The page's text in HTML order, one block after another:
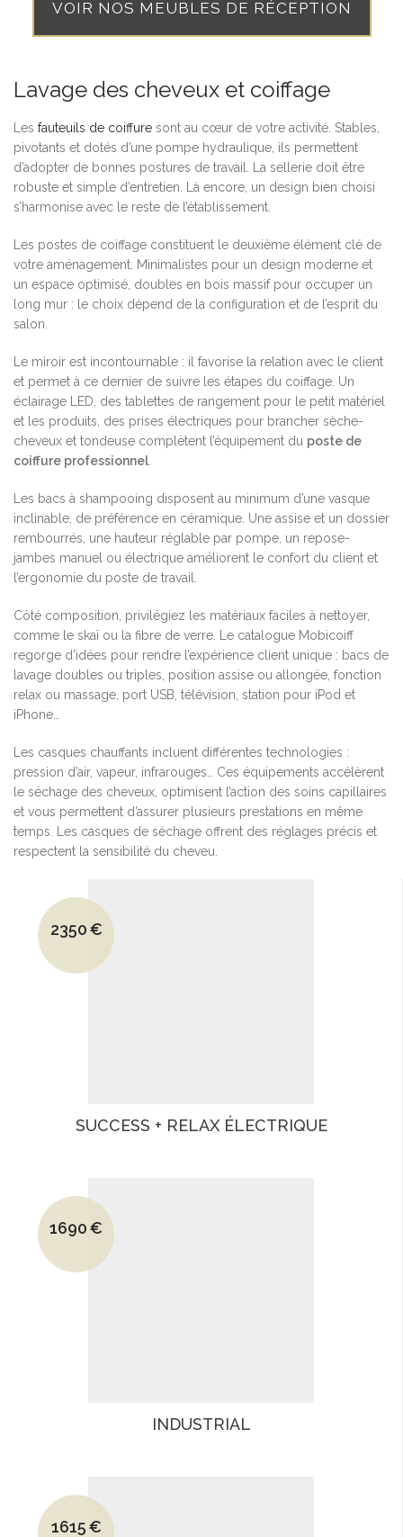
VOIR NOS MEUBLES DE RÉCEPTION
Lavage des cheveux et coiffage
Les fauteuils de coiffure sont au cœur de votre activité. Stables,
pivotants et dotés d’une pompe hydraulique, ils permettent
d’adopter de bonnes postures de travail. La sellerie doit être
robuste et simple d’entretien. Là encore, un design bien choisi
s’harmonise avec le reste de l’établissement.
Les postes de coiffage constituent le deuxième élément clé de
votre aménagement. Minimalistes pour un design moderne et
un espace optimisé, doubles en bois massif pour occuper un
long mur : le choix dépend de la configuration et de l’esprit du
salon.
Le miroir est incontournable : il favorise la relation avec le client
et permet à ce dernier de suivre les étapes du coiffage. Un
éclairage LED, des tablettes de rangement pour le petit matériel
et les produits, des prises électriques pour brancher sèche-
cheveux et tondeuse complètent l’équipement du poste de
coiffure professionnel
Les bacs à shampooing disposent au minimum d’une vasque
inclinable, de préférence en céramique. Une assise et un dossier
rembourrés, une hauteur réglable par pompe, un repose-
jambes manuel ou électrique améliorent le confort du client et
l’ergonomie du poste de travail.
Côté composition, privilégiez les matériaux faciles à nettoyer,
comme le skaï ou la fibre de verre. Le catalogue Mobicoiff
regorge d’idées pour rendre l’expérience client unique : bacs de
lavage doubles ou triples, position assise ou allongée, fonction
relax ou massage, port USB, télévision, station pour iPod et
iPhone…
Les casques chauffants incluent différentes technologies :
pression d’air, vapeur, infrarouges… Ces équipements accélèrent
le séchage des cheveux, optimisent l’action des soins capillaires
et vous permettent d’assurer plusieurs prestations en même
temps. Les casques de séchage offrent des réglages précis et
respectent la sensibilité du cheveu.
Le prix initial était : 3320€.
2350€
Le prix actuel est : 2350€.
SUCCESS + RELAX ÉLECTRIQUE
Le prix initial était : 2550€.
1690€
Le prix actuel est : 1690€.
INDUSTRIAL
Le prix initial était : 2015€.
1615€